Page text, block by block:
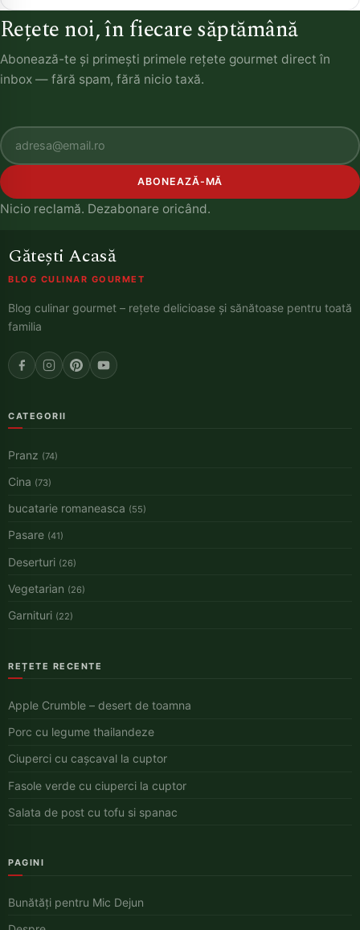
Rețete noi, în fiecare săptămână
Abonează-te și primești primele rețete gourmet direct în
inbox — fără spam, fără nicio taxă.
ABONEAZĂ-MĂ
Nicio reclamă. Dezabonare oricând.
Gătești Acasă
BLOG CULINAR GOURMET
Blog culinar gourmet – rețete delicioase și sănătoase pentru toată
familia
CATEGORII
Pranz (74)
Cina (73)
bucatarie romaneasca (55)
Pasare (41)
Deserturi (26)
Vegetarian (26)
Garnituri (22)
REȚETE RECENTE
Apple Crumble – desert de toamna
Porc cu legume thailandeze
Ciuperci cu cașcaval la cuptor
Fasole verde cu ciuperci la cuptor
Salata de post cu tofu si spanac
PAGINI
Bunătăți pentru Mic Dejun